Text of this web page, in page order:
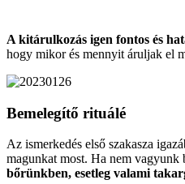
A kitárulkozás igen fontos és
hogy mikor és mennyit áruljak el
Bemelegítő rituálé
Az ismerkedés első szakasza
magunkat most. Ha nem vagyunk
bőrünkben, esetleg valami